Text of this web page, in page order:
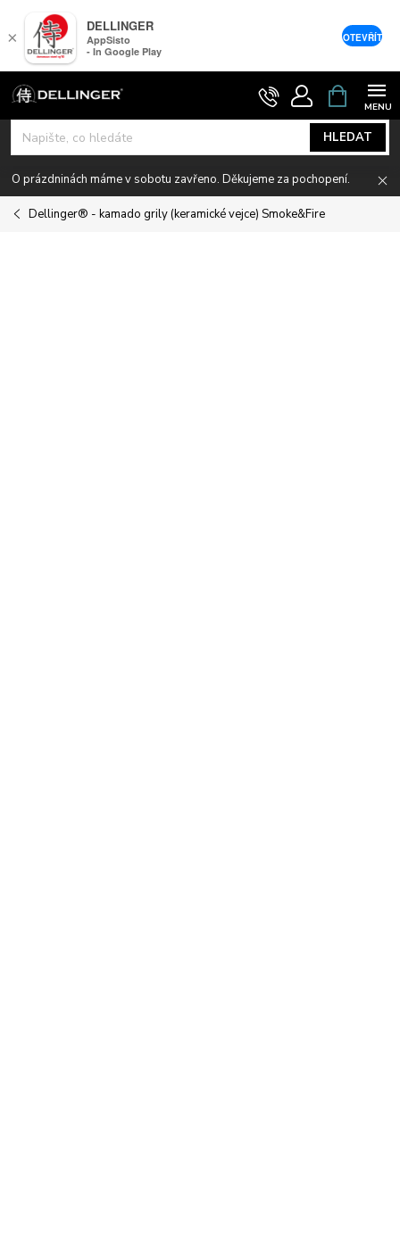
Přejít
na
obsah
HLEDAT
NÁKUPNÍ
KOŠÍK
O prázdninách máme v sobotu zavřeno. Děkujeme za pochopení.
Dellinger® - kamado grily (keramické vejce) Smoke&Fire
×
DELLINGER
AppSisto
- In Google Play
OTEVŘÍT